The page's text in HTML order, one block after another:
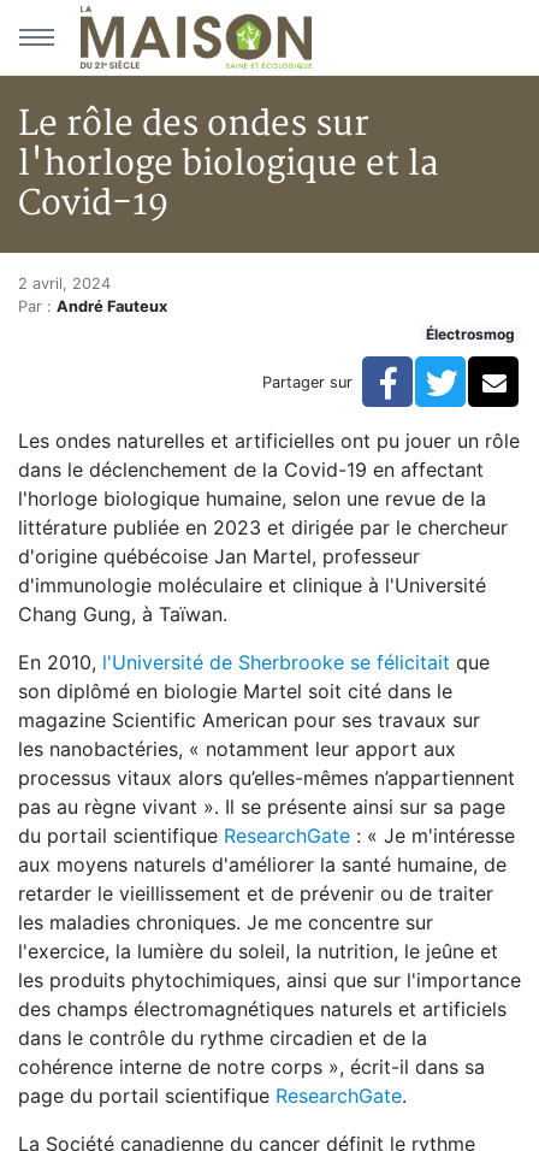
Aller au menu principal
Aller au contenu principal
Le rôle des ondes sur
l'horloge biologique et la
Covid-19
Accueil
Articles
Le rôle des ondes sur l'horloge biologique et la
Le rôle des ondes sur
2 avril, 2024
Par : André Fauteux
Électrosmog
Partager sur Facebook
Les ondes naturelles et artificielles ont pu jouer un rôle
dans le déclenchement de la Covid-19 en affectant
l'horloge biologique humaine, selon une revue de la
littérature publiée en 2023 et dirigée par le chercheur
d'origine québécoise Jan Martel, professeur
d'immunologie moléculaire et clinique à l'Université
Chang Gung, à Taïwan.
En 2010, l'Université de Sherbrooke se félicitait que
son diplômé en biologie Martel soit cité dans le
magazine Scientific American pour ses travaux sur
les nanobactéries, « notamment leur apport aux
processus vitaux alors qu’elles-mêmes n’appartiennent
pas au règne vivant ». Il se présente ainsi sur sa page
du portail scientifique ResearchGate : « Je m'intéresse
aux moyens naturels d'améliorer la santé humaine, de
retarder le vieillissement et de prévenir ou de traiter
les maladies chroniques. Je me concentre sur
l'exercice, la lumière du soleil, la nutrition, le jeûne et
les produits phytochimiques, ainsi que sur l'importance
des champs électromagnétiques naturels et artificiels
dans le contrôle du rythme circadien et de la
cohérence interne de notre corps », écrit-il dans sa
page du portail scientifique ResearchGate.
La Société canadienne du cancer définit le rythme